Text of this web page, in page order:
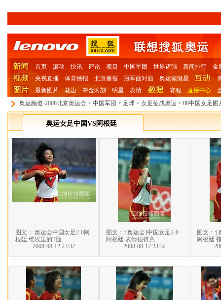
首页 滚动 快讯 评论 项目 中国军团 世界诸强 新闻排行
金
央视直播
体育播报 北京播报 冠军面对面 奥运紫微星
最新图片
花边 夺金时刻 明星 表情 赛程 直播中心
奥运频道-2008北京奥运会 > 中国军团 > 足球 > 女足征战奥运 > 08中国女足图
奥运女足中国VS阿根廷
图文：:奥运会中国女足2-0阿
根廷 维埃里的T恤
2008-08-12 23:32
图文：:[奥运会]中国女足2-0
阿根廷 表情很得意
2008-08-12 23:32
图文：:[
阿根廷